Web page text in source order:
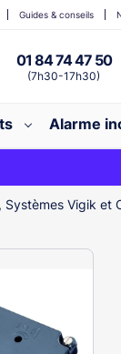
01 84 74 47 50
(7h30-17h30)
Guides & conseils
Alarme
Première
Systèmes Vigik et